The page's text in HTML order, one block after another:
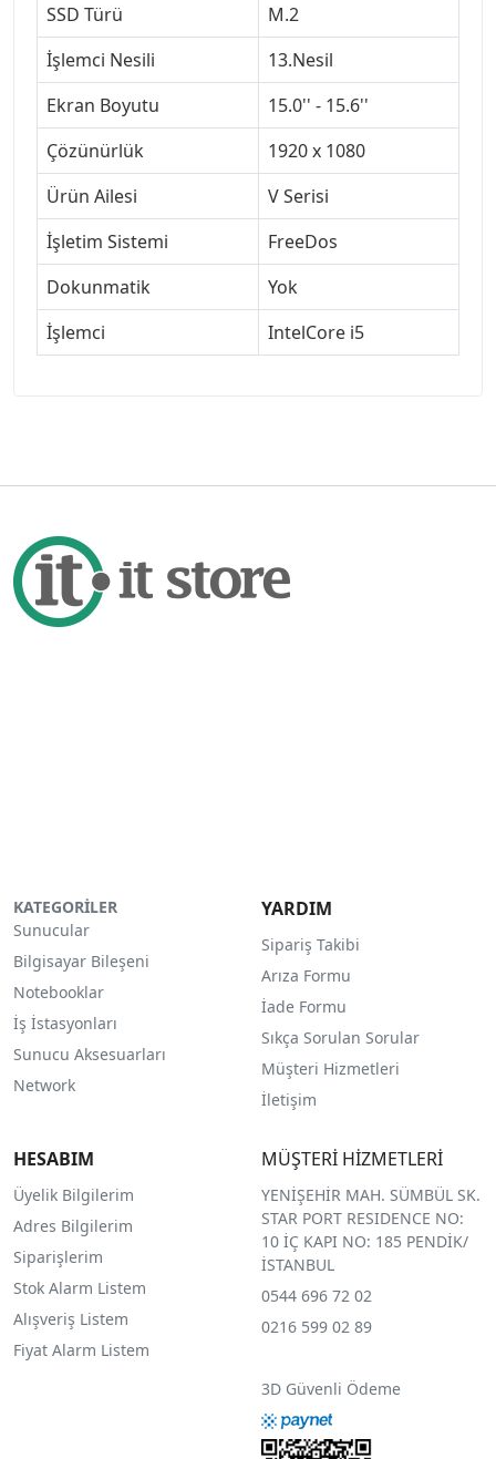
SSD Türü
M.2
İşlemci Nesili
13.Nesil
Ekran Boyutu
15.0'' - 15.6''
Çözünürlük
1920 x 1080
Ürün Ailesi
V Serisi
İşletim Sistemi
FreeDos
Dokunmatik
Yok
İşlemci
IntelCore i5
KATEGORİLER
Sunucular
Bilgisayar Bileşeni
Notebooklar
İş İstasyonları
Sunucu Aksesuarları
Network
YARDIM
Sipariş Takibi
Arıza Formu
İade Formu
Sıkça Sorulan Sorular
Müşteri Hizmetleri
İletişim
HESABIM
Üyelik Bilgilerim
Adres Bilgilerim
Siparişlerim
Stok Alarm Listem
Alışveriş Listem
Fiyat Alarm Listem
MÜŞTERİ HİZMETLERİ
YENİŞEHİR MAH. SÜMBÜL SK.
STAR PORT RESIDENCE NO:
10 İÇ KAPI NO: 185 PENDİK/
İSTANBUL
0544 696 72 02
0216 599 02 89
3D Güvenli Ödeme